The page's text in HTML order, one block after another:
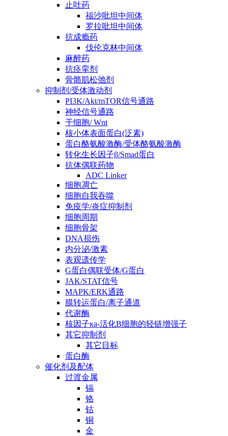
止吐药
福沙吡坦中间体
罗拉吡坦中间体
抗成瘾药
伐伦克林中间体
麻醉药
抗痉挛剂
骨骼肌松弛剂
抑制剂/受体激动剂
PI3K/Akt/mTOR信号通路
神经信号通路
干细胞/ Wnt
核小体表面蛋白(泛素)
蛋白酪氨酸激酶/受体酪氨酸激酶
转化生长因子β/Smad蛋白
抗体偶联药物
ADC Linker
细胞凋亡
细胞自我吞噬
免疫学/炎症抑制剂
细胞周期
细胞骨架
DNA损伤
内分泌/激素
表观遗传学
G蛋白偶联受体/G蛋白
JAK/STAT信号
MAPK/ERK通路
膜转运蛋白/离子通道
代谢酶
核因子κa-活化B细胞的轻链增强子
其它抑制剂
其它目标
蛋白酶
催化剂及配体
过渡金属
镉
铬
钴
铜
金